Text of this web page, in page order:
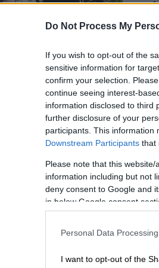
Do Not Process My
If you wish to opt-out of the
sensitive information for
confirm your selection.
continue seeing interest-
information disclosed to third
further disclosure of your
participants. This information
Downstream Participants that
Please note that this
information including but not
deny consent to Google and
in below Google consent
Personal Data
I want to opt-out of the
το
«Σε